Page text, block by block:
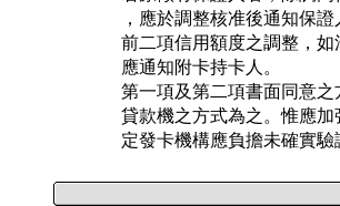
，應於調整核准後通知保證
前二項信用額度之調整，
應通知附卡持卡人。
第一項及第二項書面同意
貸款機之方式為之。惟應
定發卡機構應負擔未確實